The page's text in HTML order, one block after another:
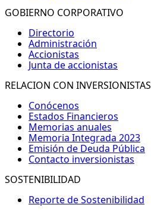
GOBIERNO CORPORATIVO
Directorio
Administración
Accionistas
Junta de accionistas
RELACION CON INVERSIONISTAS
Conócenos
Estados Financieros
Memorias anuales
Memoria Integrada 2023
Emisión de Deuda Pública
Contacto inversionistas
SOSTENIBILIDAD
Reporte de Sostenibilidad